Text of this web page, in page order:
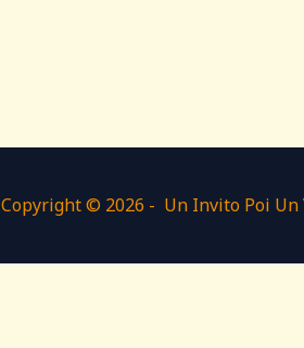
Copyright © 2026 - Un Invito Poi Un